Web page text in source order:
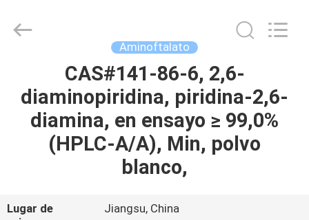
HOGAR
PRODUCTOS
SOBRE
Rights
Aminoftalato
CAS#141-86-6, 2,6-
diaminopiridina, piridina-2,6-
diamina, en ensayo ≥ 99,0%
(HPLC-A/A), Min, polvo
blanco,
Lugar de
Jiangsu, China